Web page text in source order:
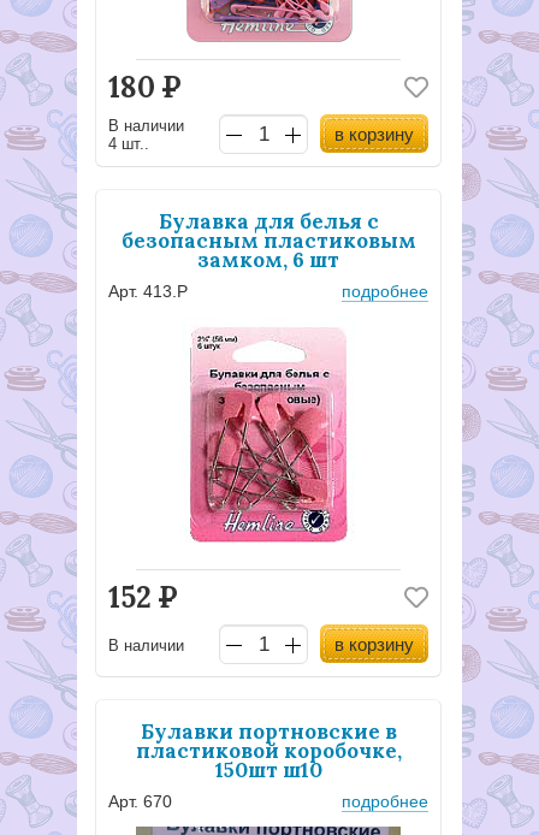
180 Р
В наличии
4 шт..
в корзину
Булавка для белья с
безопасным пластиковым
замком, 6 шт
Арт. 413.P подробнее
152 Р
В наличии в корзину
Булавки портновские в
пластиковой коробочке,
150шт ш10
Арт. 670 подробнее